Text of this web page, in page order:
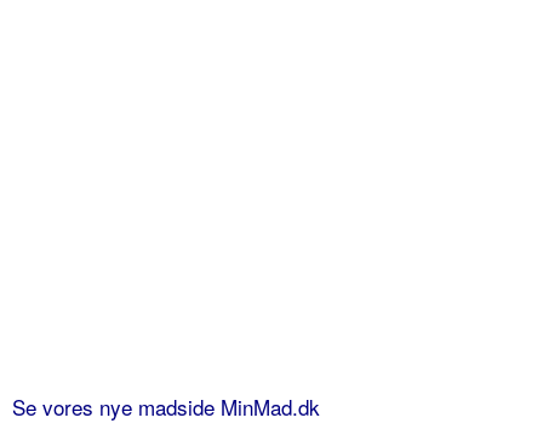
Se vores nye madside MinMad.dk